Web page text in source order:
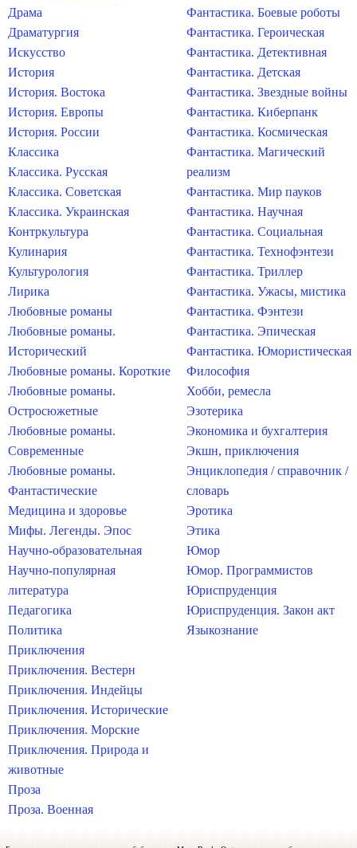
Драма
Драматургия
Искусство
История
История. Востока
История. Европы
История. России
Классика
Классика. Русская
Классика. Советская
Классика. Украинская
Контркультура
Кулинария
Культурология
Лирика
Любовные романы
Любовные романы.
Исторический
Любовные романы. Короткие
Любовные романы.
Остросюжетные
Любовные романы.
Современные
Любовные романы.
Фантастические
Медицина и здоровье
Мифы. Легенды. Эпос
Научно-образовательная
Научно-популярная
литература
Педагогика
Политика
Приключения
Приключения. Вестерн
Приключения. Индейцы
Приключения. Исторические
Приключения. Морские
Приключения. Природа и
животные
Проза
Проза. Военная
Фантастика. Боевые роботы
Фантастика. Героическая
Фантастика. Детективная
Фантастика. Детская
Фантастика. Звездные войны
Фантастика. Киберпанк
Фантастика. Космическая
Фантастика. Магический
реализм
Фантастика. Мир пауков
Фантастика. Научная
Фантастика. Социальная
Фантастика. Технофэнтези
Фантастика. Триллер
Фантастика. Ужасы, мистика
Фантастика. Фэнтези
Фантастика. Эпическая
Фантастика. Юмористическая
Философия
Хобби, ремесла
Эзотерика
Экономика и бухгалтерия
Экшн, приключения
Энциклопедия / справочник /
словарь
Эротика
Этика
Юмор
Юмор. Программистов
Юриспруденция
Юриспруденция. Закон акт
Языкознание